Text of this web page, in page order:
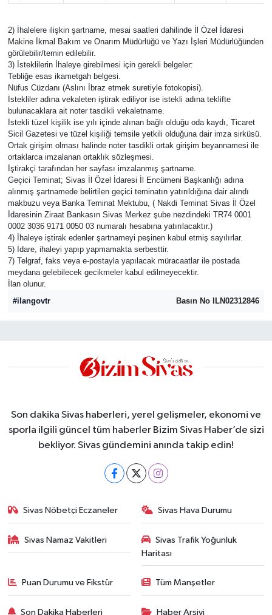
2) İhalelere ilişkin şartname, mesai saatleri dahilinde İl Özel İdaresi
Makine İkmal Bakım ve Onarım Müdürlüğü ve Yazı İşleri Müdürlüğünden
görülebilir/temin edilebilir.
3) İsteklilerin İhaleye girebilmesi için gerekli belgeler:
Tebliğe esas ikametgah belgesi.
Nüfus Cüzdanı (Aslını İbraz etmek suretiyle fotokopisi).
İstekliler adına vekaleten iştirak ediliyor ise istekli adına teklifte
bulunacaklara ait noter tasdikli vekaletname.
İstekli tüzel kişilik ise yılı içinde alınan bağlı olduğu oda kaydı, Ticaret
Sicil Gazetesi ve tüzel kişiliği temsile yetkili olduğuna dair imza sirküsü.
Ortak girişim olması halinde noter tasdikli ortak girişim beyannamesi ile
ortaklarca imzalanan ortaklık sözleşmesi.
İştirakçi tarafından her sayfası imzalanmış şartname.
Geçici Teminat; Sivas İl Özel İdaresi İl Encümeni Başkanlığı adına
alınmış şartnamede belirtilen geçici teminatın yatırıldığına dair alındı
makbuzu veya Banka Teminat Mektubu, ( Nakdi Teminat Sivas İl Özel
İdaresinin Ziraat Bankasın Sivas Merkez şube nezdindeki TR74 0001
0002 3036 9171 0050 03 numaralı hesabına yatırılacaktır.)
4) İhaleye iştirak edenler şartnameyi peşinen kabul etmiş sayılırlar.
5) İdare, ihaleyi yapıp yapmamakta serbesttir.
7) Telgraf, faks veya e-postayla yapılacak müracaatlar ile postada
meydana gelebilecek gecikmeler kabul edilmeyecektir.
İlan olunur.
#ilangovtr
Basın No ILN02312846
Son dakika Sivas haberleri, yerel gelişmeler, ekonomi ve
sporla ilgili güncel tüm haberler Bizim Sivas Haber’de sizi
bekliyor. Sivas gündemini anında takip edin!
Sivas Nöbetçi Eczaneler Sivas Hava Durumu
Sivas Namaz Vakitleri
Sivas Trafik Yoğunluk
Haritası
Puan Durumu ve Fikstür Tüm Manşetler
Son Dakika Haberleri Haber Arşivi